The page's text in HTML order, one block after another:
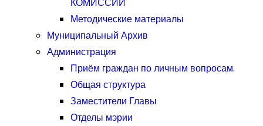
Методические материалы
Муниципальный Архив
Администрация
Приём граждан по личным вопросам.
Общая структура
Заместители Главы
Отделы мэрии